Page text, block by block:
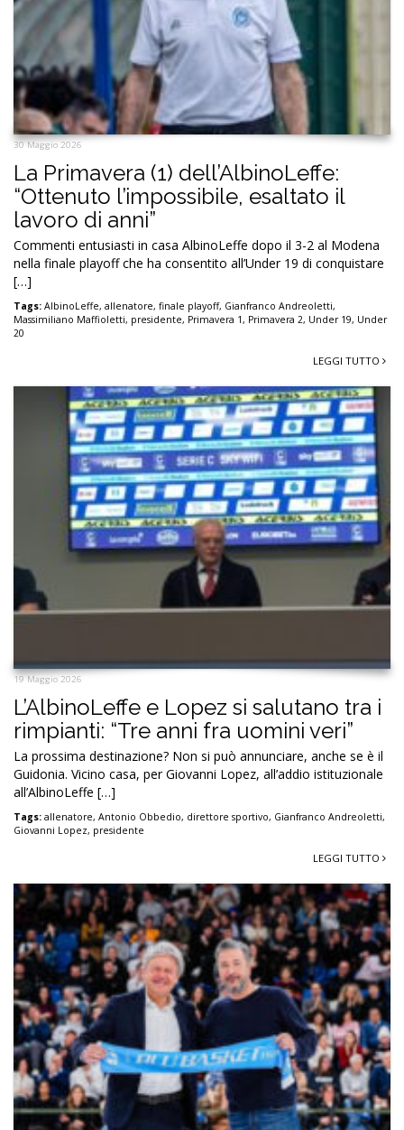
30 Maggio 2026
La Primavera (1) dell’AlbinoLeffe:
“Ottenuto l’impossibile, esaltato il
lavoro di anni”
Commenti entusiasti in casa AlbinoLeffe dopo il 3-2 al Modena
nella finale playoff che ha consentito all’Under 19 di conquistare
[…]
Tags: AlbinoLeffe, allenatore, finale playoff, Gianfranco Andreoletti,
Massimiliano Maffioletti, presidente, Primavera 1, Primavera 2, Under 19, Under
20
LEGGI TUTTO
19 Maggio 2026
L’AlbinoLeffe e Lopez si salutano tra i
rimpianti: “Tre anni fra uomini veri”
La prossima destinazione? Non si può annunciare, anche se è il
Guidonia. Vicino casa, per Giovanni Lopez, all’addio istituzionale
all’AlbinoLeffe […]
Tags: allenatore, Antonio Obbedio, direttore sportivo, Gianfranco Andreoletti,
Giovanni Lopez, presidente
LEGGI TUTTO